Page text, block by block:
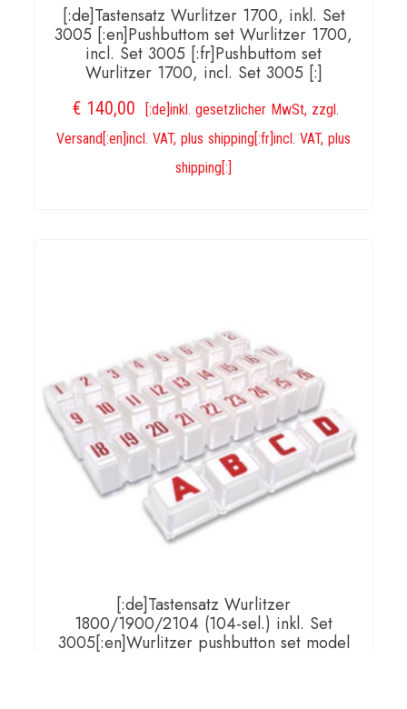
[:de]Tastensatz Wurlitzer 1700, inkl. Set
3005 [:en]Pushbuttom set Wurlitzer 1700,
incl. Set 3005 [:fr]Pushbuttom set
Wurlitzer 1700, incl. Set 3005 [:]
€ 140,00
[:de]inkl. gesetzlicher MwSt, zzgl.
Versand[:en]incl. VAT, plus shipping[:fr]incl. VAT, plus
shipping[:]
[:de]Tastensatz Wurlitzer
1800/1900/2104 (104-sel.) inkl. Set
3005[:en]Wurlitzer pushbutton set model